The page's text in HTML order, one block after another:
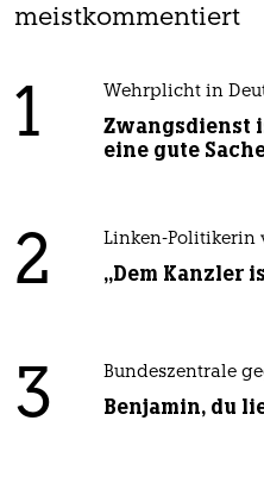
meistkommentiert
1 Wehrplicht in
Zwangsdienst
eine gute
2 Linken-Politikerin
„Dem Kanzler
3 Bundeszentrale
Benjamin, du